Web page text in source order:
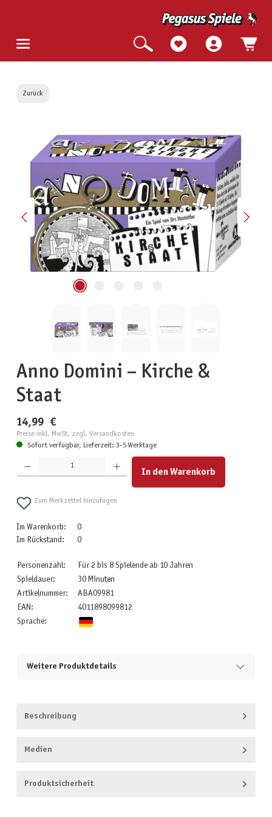
Zurück
Bildergalerie überspringen
Anno Domini – Kirche &
Staat
14,99 €
Preise inkl. MwSt. zzgl. Versandkosten
Sofort verfügbar, Lieferzeit: 3-5 Werktage
Produkt Anzahl: Gib den gewünschten Wert ein oder benutze die Schaltflächen um die Anzahl zu
In den Warenkorb
Zum Merkzettel hinzufügen
Im Warenkorb:
0
Im Rückstand:
0
Personenzahl:
Für 2 bis 8 Spielende ab 10 Jahren
Spieldauer:
30 Minuten
Artikelnummer:
ABA09981
EAN:
4011898099812
Sprache:
Weitere Produktdetails
Beschreibung
Medien
Produktsicherheit